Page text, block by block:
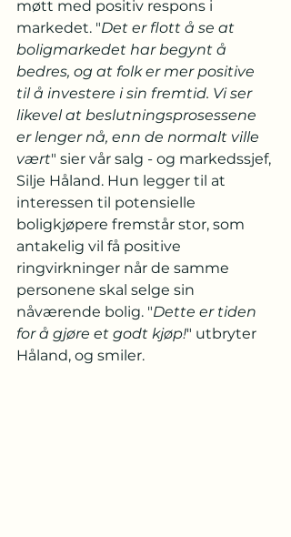
møtt med positiv respons i
markedet. "Det er flott å se at
boligmarkedet har begynt å
bedres, og at folk er mer positive
til å investere i sin fremtid. Vi ser
likevel at beslutningsprosessene
er lenger nå, enn de normalt ville
vært" sier vår salg - og markedssjef,
Silje Håland. Hun legger til at
interessen til potensielle
boligkjøpere fremstår stor, som
antakelig vil få positive
ringvirkninger når de samme
personene skal selge sin
nåværende bolig. "Dette er tiden
for å gjøre et godt kjøp!" utbryter
Håland, og smiler.